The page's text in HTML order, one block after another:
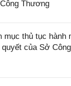
Thương
mục thủ tục hành
của Sở Công